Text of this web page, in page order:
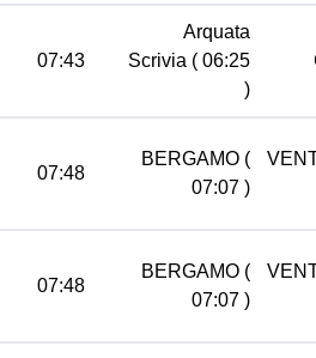
07:43
Arquata
Scrivia ( 06:25
)
07:48
BERGAMO (
07:07 )
07:48
BERGAMO (
07:07 )